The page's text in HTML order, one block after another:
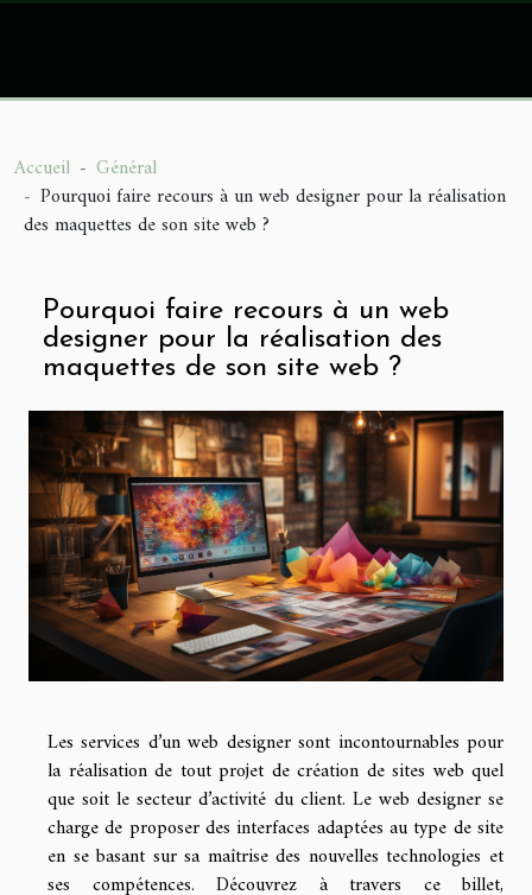
Accueil
Général
Pourquoi faire recours à un web designer pour la réalisation
des maquettes de son site web ?
Pourquoi faire recours à un web
designer pour la réalisation des
maquettes de son site web ?
Les services d’un web designer sont incontournables pour
la réalisation de tout projet de création de sites web quel
que soit le secteur d’activité du client. Le web designer se
charge de proposer des interfaces adaptées au type de site
en se basant sur sa maîtrise des nouvelles technologies et
ses compétences. Découvrez à travers ce billet,